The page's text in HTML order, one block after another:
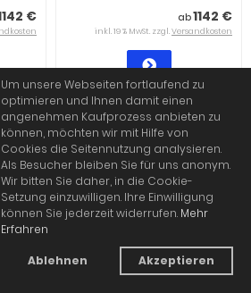
€ ab1142 €
inkl. 19 % MwSt. zzgl.Versandkosten
ACRO SPORT II - 0-320 -
Um unsere Webseiten fortlaufend zu
optimieren und Ihnen damit einen
angenehmen Kaufprozess anbieten zu
können, möchten wir mit Hilfe von
Cookies die Seitennutzung analysieren.
Als Besucher bleiben Sie für uns anonym.
Wir bitten Sie daher, in die Cookie-
Setzung einzuwilligen. Ihre Einwilligung
können Sie jederzeit widerrufen. Mehr
Erfahren
Ablehnen Akzeptieren